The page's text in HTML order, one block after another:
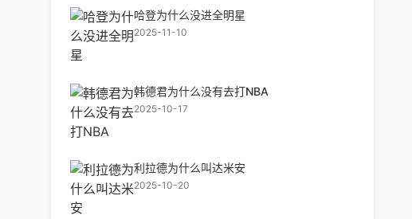
哈登为什么没进全明星
2025-11-10
韩德君为什么没有去打NBA
2025-10-17
利拉德为什么叫达米安
2025-10-20